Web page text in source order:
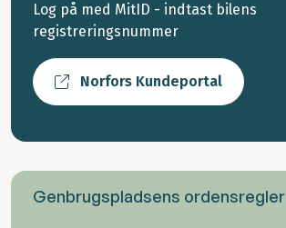
Log på med MitID - indtast bilens
registreringsnummer
Norfors Kundeportal
Genbrugspladsens ordensregler